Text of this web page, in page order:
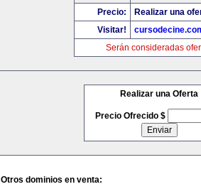
Precio:
Realizar una
Visitar!
Serán consideradas
Realizar una Oferta
Precio Ofrecido $
Otros dominios en venta: